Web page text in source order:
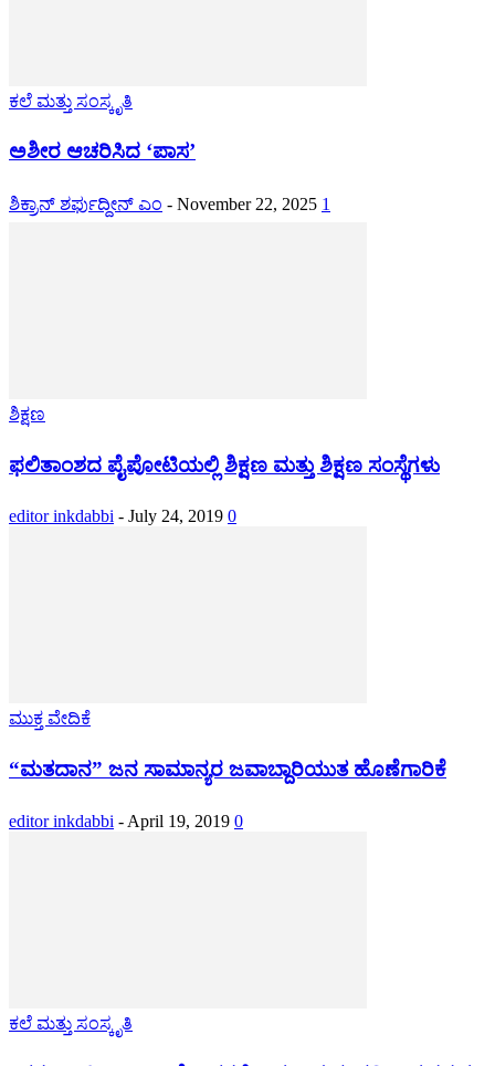
ಕಲೆ ಮತ್ತು ಸಂಸ್ಕೃತಿ
ಅಶೀರ ಆಚರಿಸಿದ ‘ಪಾಸ’
ಶಿಕ್ರಾನ್ ಶರ್ಫುದ್ದೀನ್ ಎಂ - November 22, 2025 1
ಶಿಕ್ಷಣ
ಫಲಿತಾಂಶದ ಪೈಪೋಟಿಯಲ್ಲಿ ಶಿಕ್ಷಣ ಮತ್ತು ಶಿಕ್ಷಣ ಸಂಸ್ಥೆಗಳು
editor inkdabbi - July 24, 2019 0
ಮುಕ್ತ ವೇದಿಕೆ
“ಮತದಾನ” ಜನ ಸಾಮಾನ್ಯರ ಜವಾಬ್ದಾರಿಯುತ ಹೊಣೆಗಾರಿಕೆ
editor inkdabbi - April 19, 2019 0
ಕಲೆ ಮತ್ತು ಸಂಸ್ಕೃತಿ